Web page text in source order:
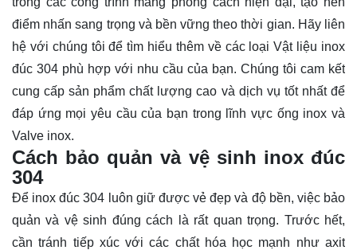
điểm nhấn sang trọng và bền vững theo thời gian. Hãy liên
hệ với chúng tôi để tìm hiểu thêm về các loại Vật liệu inox
đúc 304 phù hợp với nhu cầu của bạn. Chúng tôi cam kết
cung cấp sản phẩm chất lượng cao và dịch vụ tốt nhất để
đáp ứng mọi yêu cầu của bạn trong lĩnh vực ống inox và
Valve inox.
Cách bảo quản và vệ sinh inox đúc
304
Để inox đúc 304 luôn giữ được vẻ đẹp và độ bền, việc bảo
quản và vệ sinh đúng cách là rất quan trọng. Trước hết,
cần tránh tiếp xúc với các chất hóa học mạnh như axit